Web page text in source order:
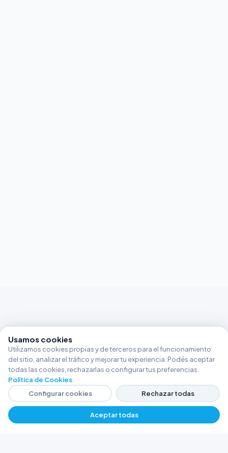
Usamos cookies
Utilizamos cookies propias y de terceros para el funcionamiento
del sitio, analizar el tráfico y mejorar tu experiencia. Podés aceptar
todas las cookies, rechazarlas o configurar tus preferencias.
Política de Cookies
Configurar cookies
Rechazar todas
Aceptar todas